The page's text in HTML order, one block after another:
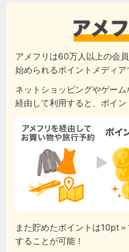
アメフリは60万人以上の会
始められるポイントメディア
ネットショッピングやゲー
経由して利用すると、ポイン
また貯めたポイントは10pt
することが可能！